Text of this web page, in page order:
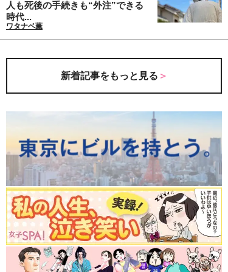
人も死後の手続きも“外注”できる
時代...
ワタナベ薫
新着記事をもっと見る